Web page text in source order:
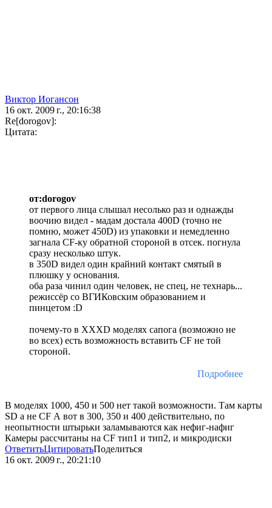
Виктор Иогансон
16 окт. 2009 г., 20:16:38
Re[dorogov]:
Цитата:
от:dorogov
от первого лица слышал несолько раз и однажды
воочию видел - мадам достала 400D (точно не
помню, может 450D) из упаковки и немедленно
загнала CF-ку обратной стороной в отсек. погнула
сразу несколько штук.
в 350D видел один крайний контакт смятый в
плюшку у основания.
оба раза чинил один человек, не спец, не технарь...
режиссёр со ВГИКовским образованием и
пинцетом :D
почему-то в XXXD моделях сапога (возможно не
во всех) есть возможность вставить CF не той
стороной.
Подробнее
В моделях 1000, 450 и 500 нет такой возможности. Там карты
SD а не CF А вот в 300, 350 и 400 действительно, по
неопытности штырьки заламываются как нефиг-нафиг
Камеры рассчитаны на CF тип1 и тип2, и микродиски
ОтветитьЦитироватьПоделиться
16 окт. 2009 г., 20:21:10